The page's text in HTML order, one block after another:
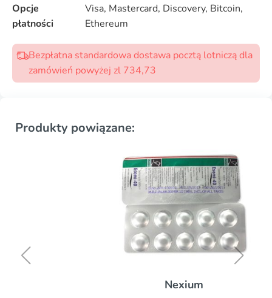
Opcje
płatności
Visa, Mastercard, Discovery, Bitcoin,
Ethereum
Bezpłatna standardowa dostawa pocztą lotniczą dla
zamówień powyżej zl 734,73
Produkty powiązane: